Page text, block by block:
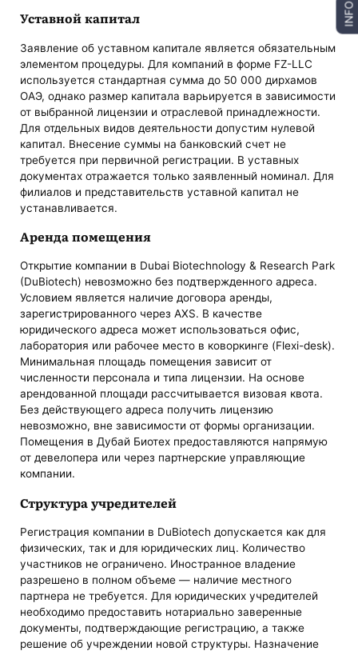
Уставной капитал
Заявление об уставном капитале является обязательным
элементом процедуры. Для компаний в форме FZ-LLC
используется стандартная сумма до 50 000 дирхамов
ОАЭ, однако размер капитала варьируется в зависимости
от выбранной лицензии и отраслевой принадлежности.
Для отдельных видов деятельности допустим нулевой
капитал. Внесение суммы на банковский счет не
требуется при первичной регистрации. В уставных
документах отражается только заявленный номинал. Для
филиалов и представительств уставной капитал не
устанавливается.
Аренда помещения
Открытие компании в Dubai Biotechnology & Research Park
(DuBiotech) невозможно без подтвержденного адреса.
Условием является наличие договора аренды,
зарегистрированного через AXS. В качестве
юридического адреса может использоваться офис,
лаборатория или рабочее место в коворкинге (Flexi-desk).
Минимальная площадь помещения зависит от
численности персонала и типа лицензии. На основе
арендованной площади рассчитывается визовая квота.
Без действующего адреса получить лицензию
невозможно, вне зависимости от формы организации.
Помещения в Дубай Биотех предоставляются напрямую
от девелопера или через партнерские управляющие
компании.
Структура учредителей
Регистрация компании в DuBiotech допускается как для
физических, так и для юридических лиц. Количество
участников не ограничено. Иностранное владение
разрешено в полном объеме — наличие местного
партнера не требуется. Для юридических учредителей
необходимо предоставить нотариально заверенные
документы, подтверждающие регистрацию, а также
решение об учреждении новой структуры. Назначение
INFO